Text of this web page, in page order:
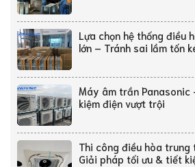
Lựa chọn hệ thống điều
lớn – Tránh sai lầm tốn
Máy âm trần Panasonic
kiệm điện vượt trội
Thi công điều hòa trung
Giải pháp tối ưu & tiết